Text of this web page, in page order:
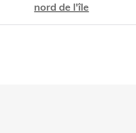
nord de l'île